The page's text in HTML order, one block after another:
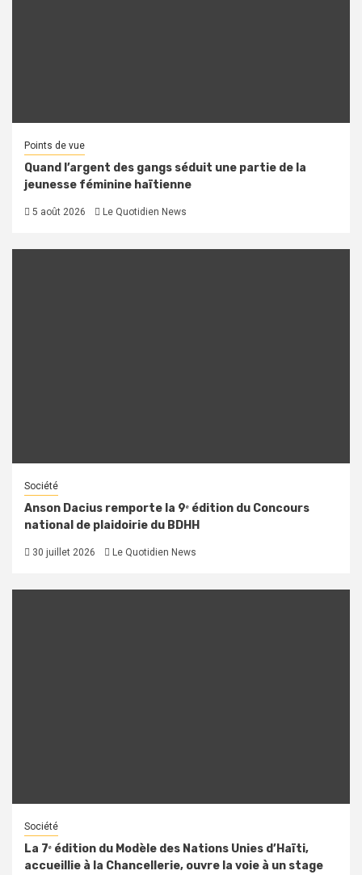
Points de vue
Quand l’argent des gangs séduit une partie de la
jeunesse féminine haïtienne
5 août 2026 Le Quotidien News
Société
Anson Dacius remporte la 9ᵉ édition du Concours
national de plaidoirie du BDHH
30 juillet 2026 Le Quotidien News
Société
La 7ᵉ édition du Modèle des Nations Unies d’Haïti,
accueillie à la Chancellerie, ouvre la voie à un stage